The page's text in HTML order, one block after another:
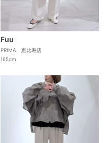
Fuu
PRIMA 恵比寿店
165cm